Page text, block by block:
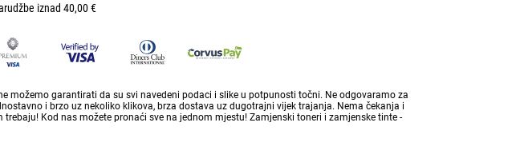
iznad 40,00 €
možemo garantirati da su svi navedeni podaci i slike u potpunosti točni. Ne odgovaramo za
i brzo uz nekoliko klikova, brza dostava uz dugotrajni vijek trajanja. Nema čekanja i
Kod nas možete pronaći sve na jednom mjestu! Zamjenski toneri i zamjenske tinte -